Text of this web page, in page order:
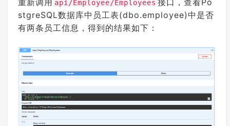
重新调用 api/Employee/Employees 接口，查看Po
stgreSQL数据库中员工表(dbo.employee)中是否
有两条员工信息，得到的结果如下：